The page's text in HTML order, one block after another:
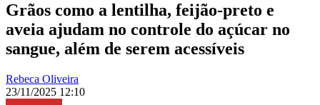
Grãos como a lentilha, feijão-preto e
aveia ajudam no controle do açúcar no
sangue, além de serem acessíveis
Rebeca Oliveira
23/11/2025 12:10